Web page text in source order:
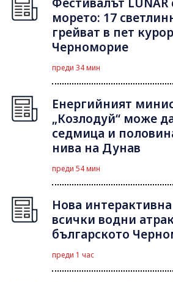
морето: 17
грейват в пет
Черноморие
преди 34 мин
Енергийният
„Козлодуй“ може
седмица и
нива на Дунав
преди 54 мин
Нова
всички водни
българското
преди 1 час